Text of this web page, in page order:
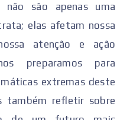
não são apenas uma
elas afetam nossa
atenção e ação
preparamos para
extremas deste
também refletir sobre